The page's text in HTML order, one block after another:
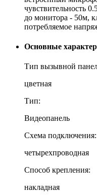
чувствительность
до монитора - 50м,
потребляемое
Основные
Тип вызывной
цветная
Тип:
Видеопанель
Схема подключения:
четырехпроводная
Способ крепления:
накладная